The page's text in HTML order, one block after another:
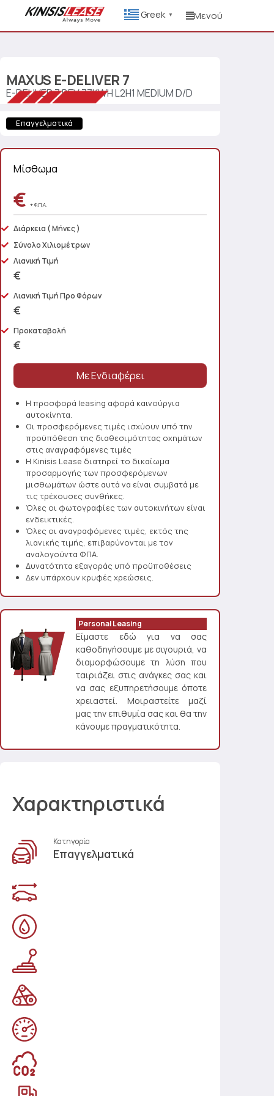
Greek ▼ Μενού
MAXUS E-DELIVER 7
E-DELIVER 7 BEV 77KWH L2H1 MEDIUM D/D
Επαγγελματικά
Μίσθωμα
€ + Φ.Π.Α.
Διάρκεια ( Μήνες )
Σύνολο Χιλιομέτρων
Λιανική Τιμή
€
Λιανική Τιμή Προ Φόρων
€
Προκαταβολή
€
Η προσφορά leasing αφορά καινούργια
αυτοκίνητα.
Οι προσφερόμενες τιμές ισχύουν υπό την
προϋπόθεση της διαθεσιμότητας οχημάτων
στις αναγραφόμενες τιμές
Η Kinisis Lease διατηρεί το δικαίωμα
προσαρμογής των προσφερόμενων
μισθωμάτων ώστε αυτά να είναι συμβατά με
τις τρέχουσες συνθήκες.
Όλες οι φωτογραφίες των αυτοκινήτων είναι
ενδεικτικές.
Όλες οι αναγραφόμενες τιμές, εκτός της
λιανικής τιμής, επιβαρύνονται με τον
αναλογούντα ΦΠΑ.
Δυνατότητα εξαγοράς υπό προϋποθέσεις
Δεν υπάρχουν κρυφές χρεώσεις.
Personal Leasing
Είμαστε εδώ για να σας
καθοδηγήσουμε με σιγουριά, να
διαμορφώσουμε τη λύση που
ταιριάζει στις ανάγκες σας και
να σας εξυπηρετήσουμε όποτε
χρειαστεί. Μοιραστείτε μαζί
μας την επιθυμία σας και θα την
κάνουμε πραγματικότητα.
Χαρακτηριστικά
Κατηγορία
Επαγγελματικά